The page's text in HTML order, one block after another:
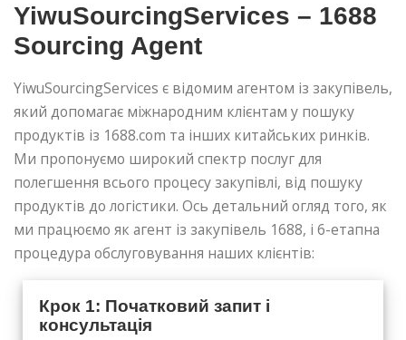
YiwuSourcingServices – 1688
Sourcing Agent
YiwuSourcingServices є відомим агентом із закупівель,
який допомагає міжнародним клієнтам у пошуку
продуктів із 1688.com та інших китайських ринків.
Ми пропонуємо широкий спектр послуг для
полегшення всього процесу закупівлі, від пошуку
продуктів до логістики. Ось детальний огляд того, як
ми працюємо як агент із закупівель 1688, і 6-етапна
процедура обслуговування наших клієнтів:
Крок 1: Початковий запит і
консультація